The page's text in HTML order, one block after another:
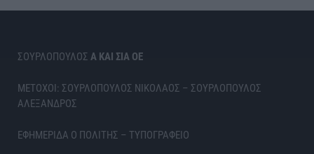
ΣΟΥΡΛΟΠΟΥΛΟΣ Α ΚΑΙ ΣΙΑ ΟΕ
ΜΕΤΟΧΟΙ: ΣΟΥΡΛΟΠΟΥΛΟΣ ΝΙΚΟΛΑΟΣ – ΣΟΥΡΛΟΠΟΥΛΟΣ
ΑΛΕΞΑΝΔΡΟΣ
ΕΦΗΜΕΡΙΔΑ Ο ΠΟΛΙΤΗΣ – ΤΥΠΟΓΡΑΦΕΙΟ